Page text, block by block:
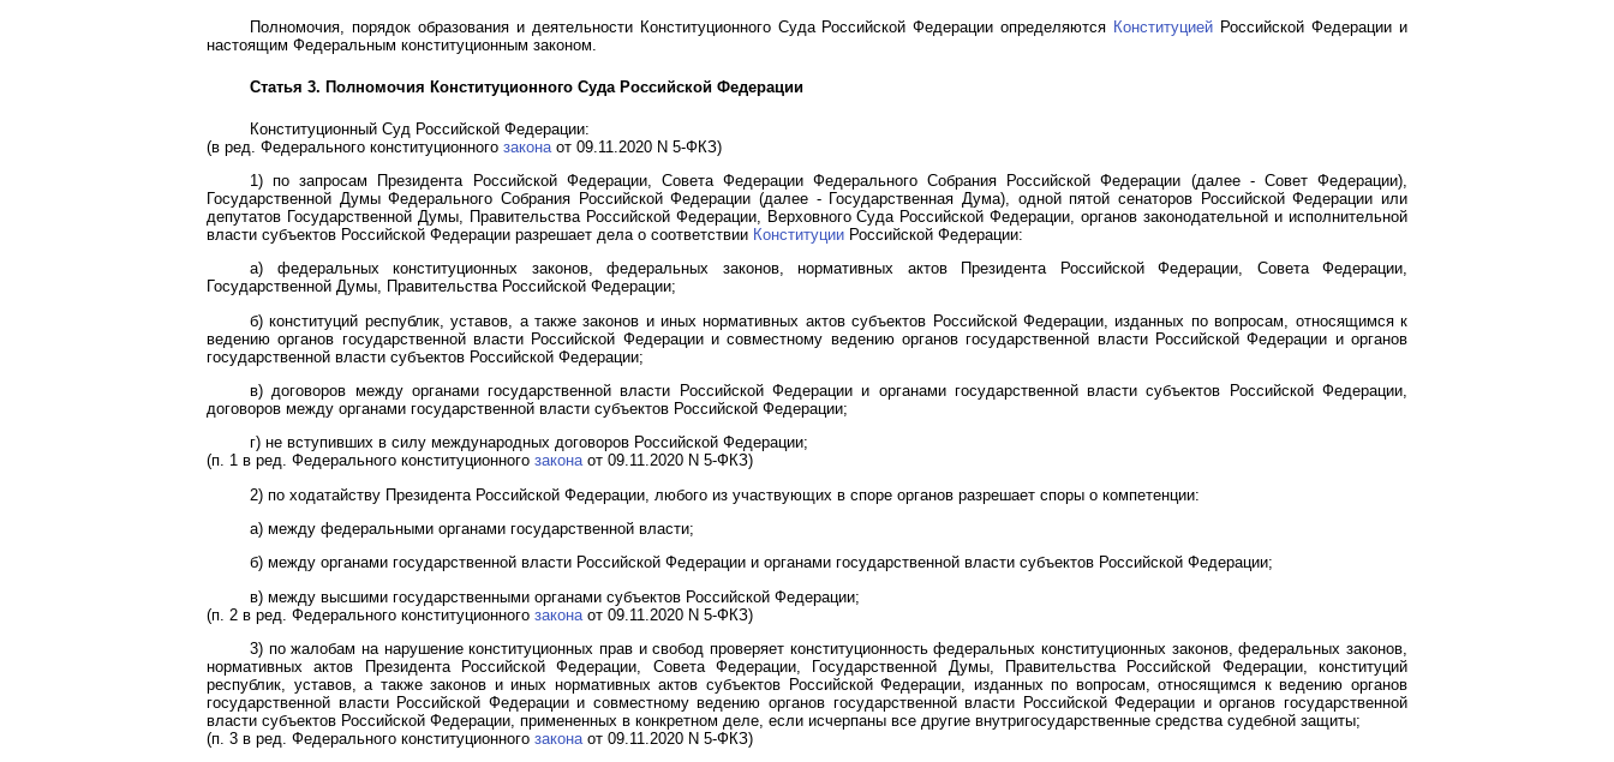
Полномочия, порядок образования и деятельности Конституционного Суда Российской Федерации определяются Конституцией Российской Федерации и
настоящим Федеральным конституционным законом.
Статья 3. Полномочия Конституционного Суда Российской Федерации
Конституционный Суд Российской Федерации:
(в ред. Федерального конституционного закона от 09.11.2020 N 5-ФКЗ)
1) по запросам Президента Российской Федерации, Совета Федерации Федерального Собрания Российской Федерации (далее - Совет Федерации),
Государственной Думы Федерального Собрания Российской Федерации (далее - Государственная Дума), одной пятой сенаторов Российской Федерации или
депутатов Государственной Думы, Правительства Российской Федерации, Верховного Суда Российской Федерации, органов законодательной и исполнительной
власти субъектов Российской Федерации разрешает дела о соответствии Конституции Российской Федерации:
а) федеральных конституционных законов, федеральных законов, нормативных актов Президента Российской Федерации, Совета Федерации,
Государственной Думы, Правительства Российской Федерации;
б) конституций республик, уставов, а также законов и иных нормативных актов субъектов Российской Федерации, изданных по вопросам, относящимся к
ведению органов государственной власти Российской Федерации и совместному ведению органов государственной власти Российской Федерации и органов
государственной власти субъектов Российской Федерации;
в) договоров между органами государственной власти Российской Федерации и органами государственной власти субъектов Российской Федерации,
договоров между органами государственной власти субъектов Российской Федерации;
г) не вступивших в силу международных договоров Российской Федерации;
(п. 1 в ред. Федерального конституционного законаот 09.11.2020 N 5-ФКЗ)
2) по ходатайству Президента Российской Федерации, любого из участвующих в споре органов разрешает споры о компетенции:
а) между федеральными органами государственной власти;
б) между органами государственной власти Российской Федерации и органами государственной власти субъектов Российской Федерации;
в) между высшими государственными органами субъектов Российской Федерации;
(п. 2 в ред. Федерального конституционного закона от 09.11.2020 N 5-ФКЗ)
3) по жалобам на нарушение конституционных прав и свобод проверяет конституционность федеральных конституционных законов, федеральных законов,
нормативных актов Президента Российской Федерации, Совета Федерации, Государственной Думы, Правительства Российской Федерации, конституций
республик, уставов, а также законов и иных нормативных актов субъектов Российской Федерации, изданных по вопросам, относящимся к ведению органов
государственной власти Российской Федерации и совместному ведению органов государственной власти Российской Федерации и органов государственной
власти субъектов Российской Федерации, примененных в конкретном деле, если исчерпаны все другие внутригосударственные средства судебной защиты;
(п. 3 в ред. Федерального конституционного законаот 09.11.2020 N 5-ФКЗ)